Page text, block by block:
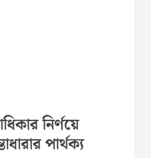
নির্ণয়ে
পার্থক্য